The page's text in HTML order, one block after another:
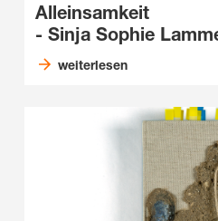
Alleinsamkeit
- Sinja Sophie
weiterlesen